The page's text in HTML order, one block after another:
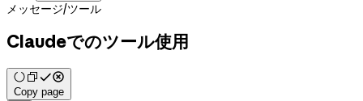
メッセージ/ツール
Claudeでのツール使用
Copy page